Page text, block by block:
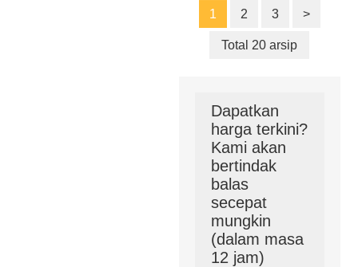
1 2 3 >
Total 20 arsip
Dapatkan
harga terkini?
Kami akan
bertindak
balas
secepat
mungkin
(dalam masa
12 jam)